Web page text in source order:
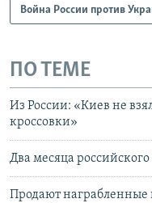
Война России против
ПО ТЕМЕ
Из России: «Киев не
кроссовки»
Два месяца
Продают награбленные